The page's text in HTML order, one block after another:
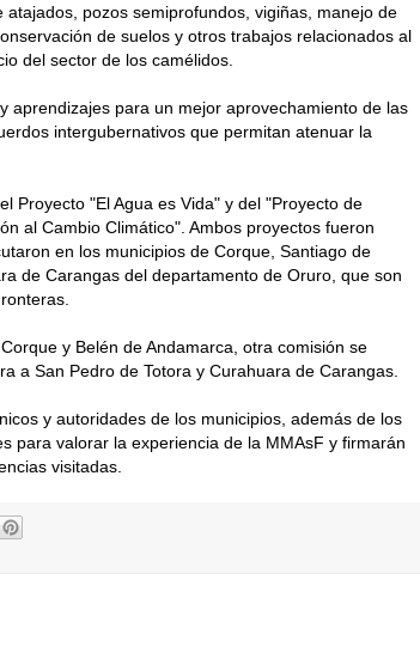
pozos semiprofundos, vigiñas, manejo de
de suelos y otros trabajos relacionados al
del sector de los camélidos.
aprendizajes para un mejor aprovechamiento de las
intergubernativos que permitan atenuar la
Proyecto "El Agua es Vida" y del "Proyecto de
al Cambio Climático". Ambos proyectos fueron
en los municipios de Corque, Santiago de
de Carangas del departamento de Oruro, que son
y Belén de Andamarca, otra comisión se
a San Pedro de Totora y Curahuara de Carangas.
y autoridades de los municipios, además de los
para valorar la experiencia de la MMAsF y firmarán
visitadas.